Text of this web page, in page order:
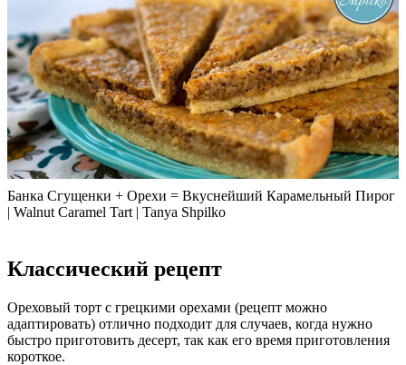
Банка Сгущенки + Орехи = Вкуснейший Карамельный Пирог
| Walnut Caramel Tart | Tanya Shpilko
Классический рецепт
Ореховый торт с грецкими орехами (рецепт можно
адаптировать) отлично подходит для случаев, когда нужно
быстро приготовить десерт, так как его время приготовления
короткое.